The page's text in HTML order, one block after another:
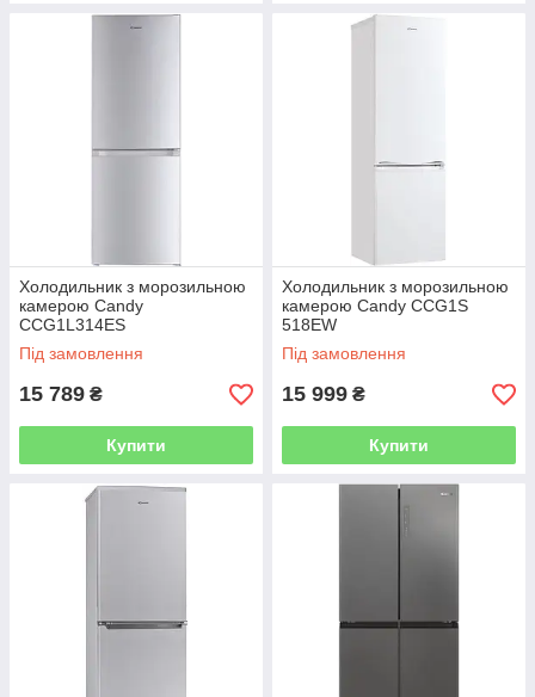
Холодильник з морозильною
камерою Candy
CCG1L314ES
Під замовлення
15 789 ₴
Купити
Холодильник з морозильною
камерою Candy CCG1S
518EW
Під замовлення
15 999 ₴
Купити